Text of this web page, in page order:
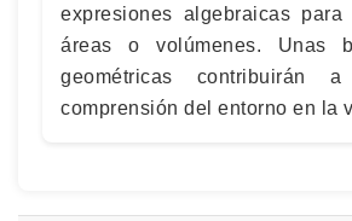
expresiones algebraicas
áreas o volúmenes. Unas
geométricas contribuirán
comprensión del entorno en la